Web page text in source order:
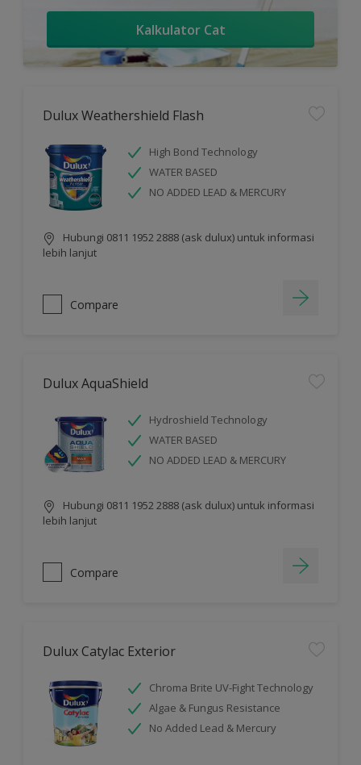
Kalkulator Cat
Dulux Weathershield Flash
High Bond Technology
WATER BASED
NO ADDED LEAD & MERCURY
Hubungi 0811 1952 2888 (ask dulux) untuk informasi
lebih lanjut
Compare
Dulux AquaShield
Hydroshield Technology
WATER BASED
NO ADDED LEAD & MERCURY
Hubungi 0811 1952 2888 (ask dulux) untuk informasi
lebih lanjut
Compare
Dulux Catylac Exterior
Chroma Brite UV-Fight Technology
Algae & Fungus Resistance
No Added Lead & Mercury